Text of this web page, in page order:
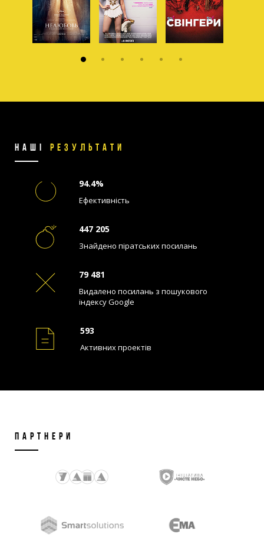
1 2 3 4 5 6
НАШІ РЕЗУЛЬТАТИ
94.4%
Ефективність
447 205
Знайдено піратських посилань
79 481
Видалено посилань з пошукового
індексу Google
593
Активних проектів
ПАРТНЕРИ